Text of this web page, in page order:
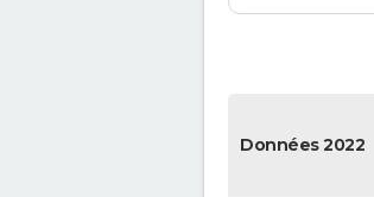
Données 2022